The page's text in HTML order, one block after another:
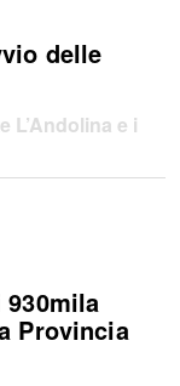
delle
L’Andolina e i
Provincia